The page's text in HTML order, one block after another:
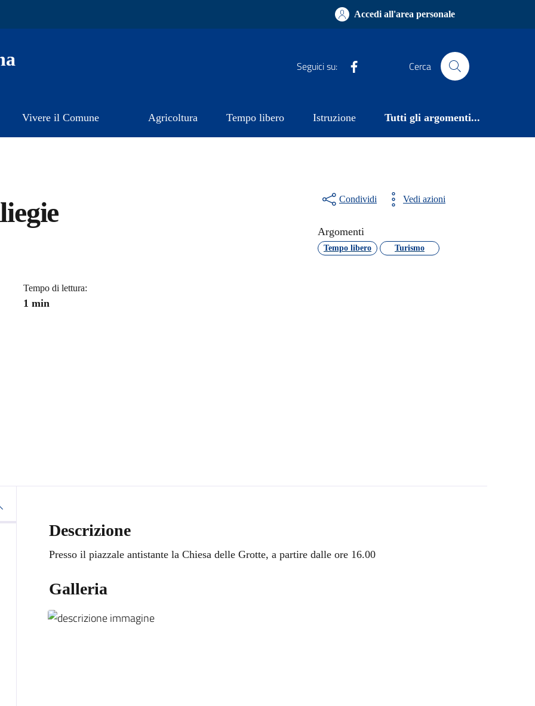
Accedi all'area personale
Seguici su: Cerca
Vivere il Comune Agricoltura Tempo libero Istruzione Tutti gli argomenti...
Tempo di lettura:
1 min
Condividi Vedi azioni
Argomenti
Tempo libero Turismo
Descrizione
Presso il piazzale antistante la Chiesa delle Grotte, a partire dalle ore 16.00
Galleria